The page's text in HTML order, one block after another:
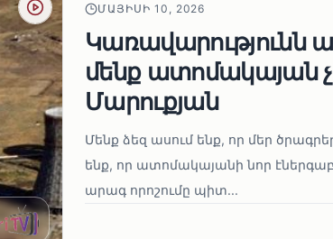
ՄԱՅԻՍԻ 10, 2026
Կառավարությունն
մենք ատոմակայան
Մարուքյան
Մենք ձեզ ասում ենք, որ մեր
ենք, որ ատոմակայանի նոր
արագ որոշումը պիտ...